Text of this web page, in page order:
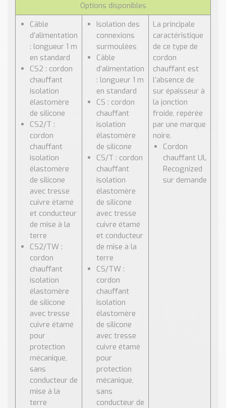
Options disponibles
Câble
d’alimentation
: longueur 1 m
en standard
CS2 : cordon
chauffant
isolation
élastomère
de silicone
CS2/T :
cordon
chauffant
isolation
élastomère
de silicone
avec tresse
cuivre étamé
et conducteur
de mise à la
terre
CS2/TW :
cordon
chauffant
isolation
élastomère
de silicone
avec tresse
cuivre étamé
pour
protection
mécanique,
sans
conducteur de
mise à la
terre
Isolation des
connexions
surmoulées
Câble
d’alimentation
: longueur 1 m
en standard
CS : cordon
chauffant
isolation
élastomère
de silicone
CS/T : cordon
chauffant
isolation
élastomère
de silicone
avec tresse
cuivre étamé
et conducteur
de mise à la
terre
CS/TW :
cordon
chauffant
isolation
élastomère
de silicone
avec tresse
cuivre étamé
pour
protection
mécanique,
sans
conducteur de
La principale
caractéristique
de ce type de
cordon
chauffant est
l’absence de
sur épaisseur à
la jonction
froide, repérée
par une marque
noire.
Cordon
chauffant UL
Recognized
sur demande